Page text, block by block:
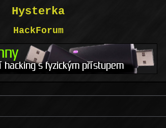
Hysterka
HackForum